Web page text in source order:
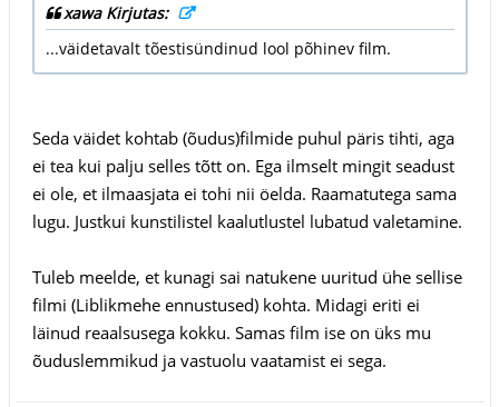
xawa Kirjutas:
...väidetavalt tõestisündinud lool põhinev film.
Seda väidet kohtab (õudus)filmide puhul päris tihti, aga
ei tea kui palju selles tõtt on. Ega ilmselt mingit seadust
ei ole, et ilmaasjata ei tohi nii öelda. Raamatutega sama
lugu. Justkui kunstilistel kaalutlustel lubatud valetamine.
Tuleb meelde, et kunagi sai natukene uuritud ühe sellise
filmi (Liblikmehe ennustused) kohta. Midagi eriti ei
läinud reaalsusega kokku. Samas film ise on üks mu
õuduslemmikud ja vastuolu vaatamist ei sega.